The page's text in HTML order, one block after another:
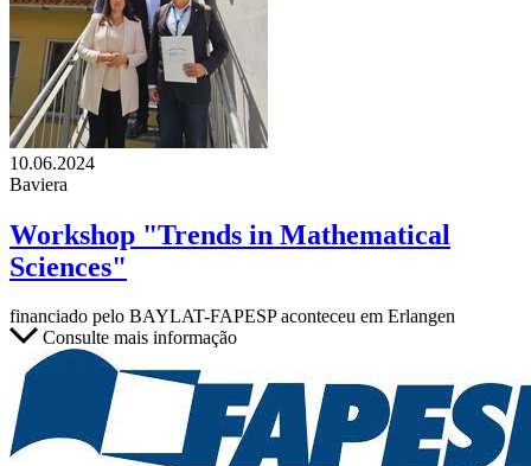
10.06.2024
Baviera
Workshop "Trends in Mathematical
Sciences"
financiado pelo BAYLAT-FAPESP aconteceu em Erlangen
Consulte mais informação